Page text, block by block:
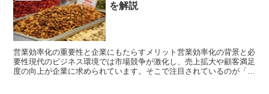
を解説
営業効率化の重要性と企業にもたらすメリット営業効率化の背景と必
要性現代のビジネス環境では市場競争が激化し、売上拡大や顧客満足
度の向上が企業に求められています。そこで注目されているのが「営